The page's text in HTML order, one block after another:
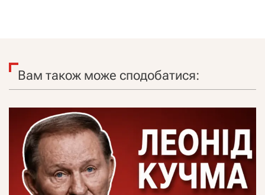
Вам також може сподобатися: